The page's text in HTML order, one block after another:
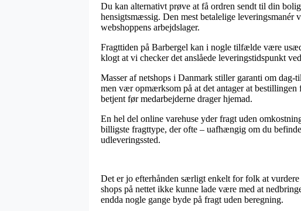
Du kan alternativt prøve at få ordren sendt til din
hensigtsmæssig. Den mest betalelige
webshoppens arbejdslager.
Fragttiden på Barbergel kan i nogle tilfælde være
klogt at vi checker det anslåede leveringstidspunkt
Masser af netshops i Danmark stiller garanti om
men vær opmærksom på at det antager at
betjent før medarbejderne drager hjemad.
En hel del online varehuse yder fragt uden
billigste fragttype, der ofte – uafhængig om du
udleveringssted.
Det er jo efterhånden særligt enkelt for folk at
shops på nettet ikke kunne lade være med at
endda nogle gange byde på fragt uden beregning.